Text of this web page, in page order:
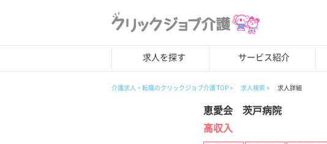
求人を探す サービス紹介
介護求人・転職のクリックジョブ介護 TOP 求人検索 求人詳細
恵愛会 茨戸病院
高収入